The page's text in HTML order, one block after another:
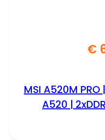
€
MSI A520M
A520 |